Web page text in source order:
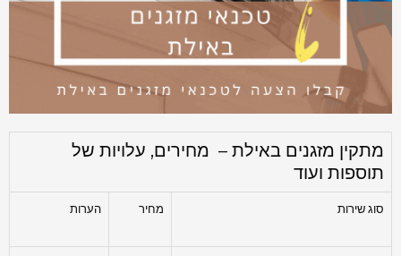
מתקין מזגנים באילת – מחירים, עלויות של
תוספות ועוד
סוג שירות מחיר הערות